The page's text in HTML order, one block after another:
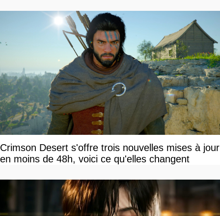
Crimson Desert s'offre trois nouvelles mises à jour
en moins de 48h, voici ce qu'elles changent